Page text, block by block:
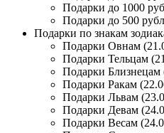
Подарки до 1000
Подарки до 500
Подарки по знакам
Подарки Овнам
Подарки Тельцам
Подарки Близнецам
Подарки Ракам
Подарки Львам
Подарки Девам
Подарки Весам